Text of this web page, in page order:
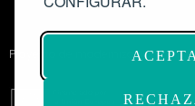
Proyecto de modernización de
Salón de Actos del Ateneo de
Subvención: 175.000€